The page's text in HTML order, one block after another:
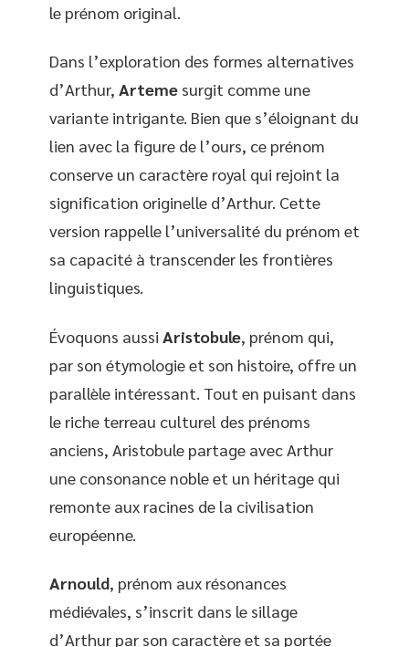
le prénom original.
Dans l’exploration des formes alternatives
d’Arthur, Arteme surgit comme une
variante intrigante. Bien que s’éloignant du
lien avec la figure de l’ours, ce prénom
conserve un caractère royal qui rejoint la
signification originelle d’Arthur. Cette
version rappelle l’universalité du prénom et
sa capacité à transcender les frontières
linguistiques.
Évoquons aussi Aristobule, prénom qui,
par son étymologie et son histoire, offre un
parallèle intéressant. Tout en puisant dans
le riche terreau culturel des prénoms
anciens, Aristobule partage avec Arthur
une consonance noble et un héritage qui
remonte aux racines de la civilisation
européenne.
Arnould, prénom aux résonances
médiévales, s’inscrit dans le sillage
d’Arthur par son caractère et sa portée